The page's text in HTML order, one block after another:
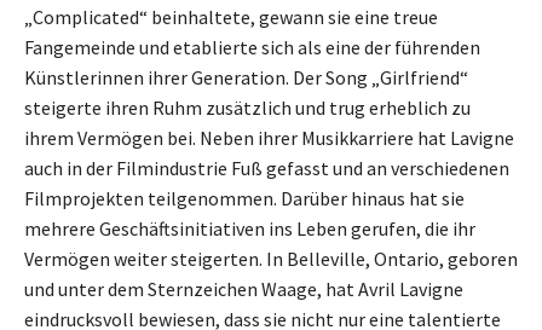
„Complicated“ beinhaltete, gewann sie eine treue
Fangemeinde und etablierte sich als eine der führenden
Künstlerinnen ihrer Generation. Der Song „Girlfriend“
steigerte ihren Ruhm zusätzlich und trug erheblich zu
ihrem Vermögen bei. Neben ihrer Musikkarriere hat Lavigne
auch in der Filmindustrie Fuß gefasst und an verschiedenen
Filmprojekten teilgenommen. Darüber hinaus hat sie
mehrere Geschäftsinitiativen ins Leben gerufen, die ihr
Vermögen weiter steigerten. In Belleville, Ontario, geboren
und unter dem Sternzeichen Waage, hat Avril Lavigne
eindrucksvoll bewiesen, dass sie nicht nur eine talentierte